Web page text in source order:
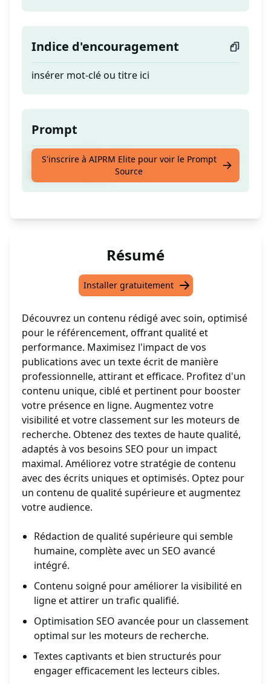
Indice d'encouragement
insérer mot-clé ou titre ici
Prompt
Contenu 1000% rédigé par humain, complet
S'inscrire à AIPRM Elite pour voir le Prompt
Source
Résumé
Installer gratuitement
Découvrez un contenu rédigé avec soin, optimisé
pour le référencement, offrant qualité et
performance. Maximisez l'impact de vos
publications avec un texte écrit de manière
professionnelle, attirant et efficace. Profitez d'un
contenu unique, ciblé et pertinent pour booster
votre présence en ligne. Augmentez votre
visibilité et votre classement sur les moteurs de
recherche. Obtenez des textes de haute qualité,
adaptés à vos besoins SEO pour un impact
maximal. Améliorez votre stratégie de contenu
avec des écrits uniques et optimisés. Optez pour
un contenu de qualité supérieure et augmentez
votre audience.
Rédaction de qualité supérieure qui semble
humaine, complète avec un SEO avancé
intégré.
Contenu soigné pour améliorer la visibilité en
ligne et attirer un trafic qualifié.
Optimisation SEO avancée pour un classement
optimal sur les moteurs de recherche.
Textes captivants et bien structurés pour
engager efficacement les lecteurs cibles.